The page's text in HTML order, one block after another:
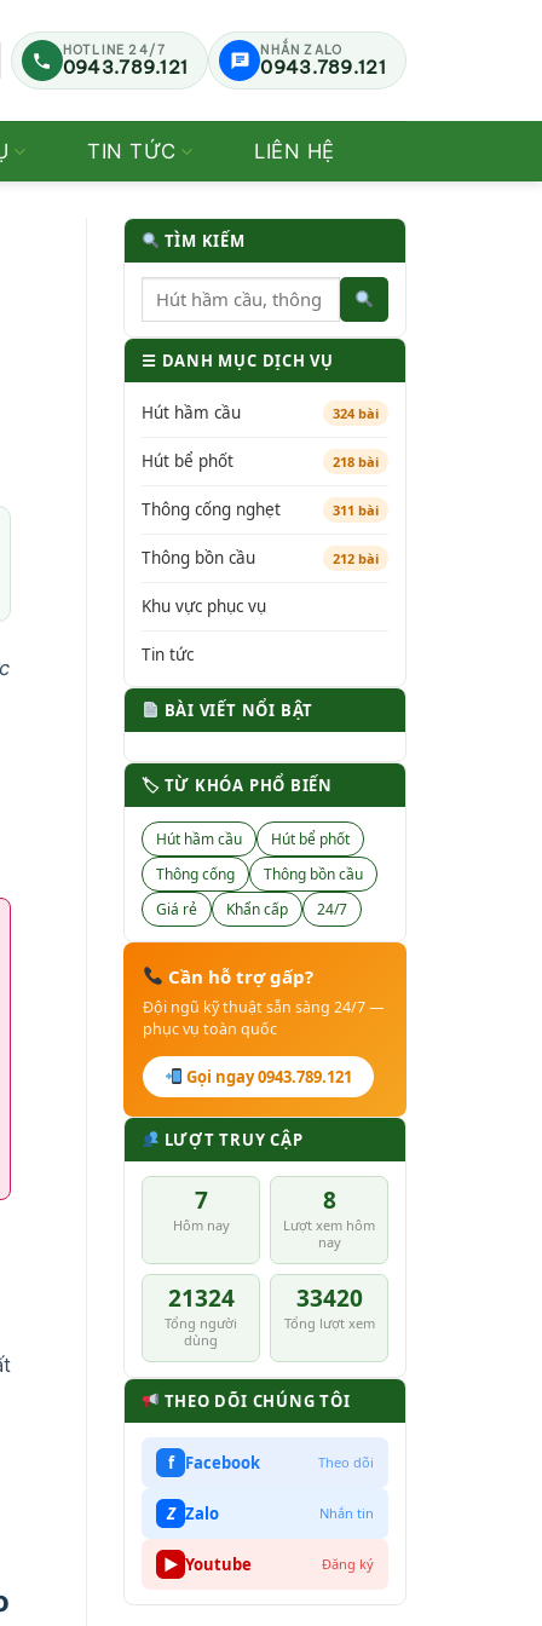
HOTLINE 24/7
0943.789.121
NHẮN ZALO
0943.789.121
TIN TỨC LIÊN HỆ
TÌM KIẾM
☰ DANH MỤC DỊCH VỤ
Hút hầm cầu 324 bài
Hút bể phốt 218 bài
Thông cống nghẹt 311 bài
Thông bồn cầu 212 bài
Khu vực phục vụ
Tin tức
BÀI VIẾT NỔI BẬT
🏷 TỪ KHÓA PHỔ BIẾN
Hút hầm cầu
Hút bể phốt
Thông cống
Thông bồn cầu
Giá rẻ
Khẩn cấp 24/7
Cần hỗ trợ gấp?
Đội ngũ kỹ thuật sẵn sàng 24/7 —
phục vụ toàn quốc
Gọi ngay 0943.789.121
LƯỢT TRUY CẬP
7
Hôm nay
8
Lượt xem hôm
nay
21324
Tổng người
dùng
33420
Tổng lượt xem
THEO DÕI CHÚNG TÔI
f Facebook Theo dõi
Z Zalo Nhắn tin
▶ Youtube Đăng ký